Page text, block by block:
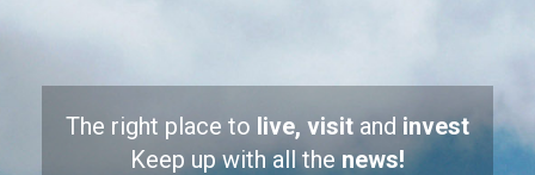
The right place to live, visit and invest
Keep up with all thenews!